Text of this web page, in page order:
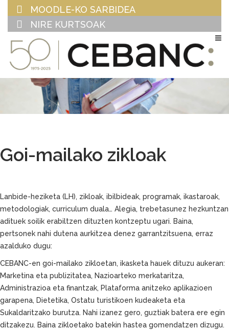
MOODLE-KO SARBIDEA
NIRE KURTSOAK
Goi-mailako zikloak
Lanbide-heziketa (LH), zikloak, ibilbideak, programak, ikastaroak,
metodologiak, curriculum duala… Alegia, trebetasunez hezkuntzan
adituek soilik erabiltzen dituzten kontzeptu ugari. Baina,
pertsonek nahi dutena aurkitzea denez garrantzitsuena, erraz
azalduko dugu:
CEBANC-en goi-mailako zikloetan, ikasketa hauek dituzu aukeran:
Marketina eta publizitatea, Nazioarteko merkataritza,
Administrazioa eta finantzak, Plataforma anitzeko aplikazioen
garapena, Dietetika, Ostatu turistikoen kudeaketa eta
Sukaldaritzako burutza. Nahi izanez gero, guztiak batera ere egin
ditzakezu. Baina zikloetako batekin hastea gomendatzen dizugu.